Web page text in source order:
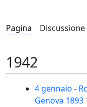
Pagina Discussione
1942
4 gennaio -
Genova 1893